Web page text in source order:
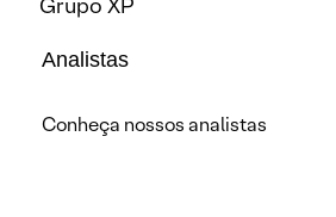
Analistas
Conheça nossos analistas